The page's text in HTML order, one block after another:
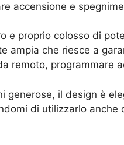
accensione e
e proprio colosso di
ampia che riesce a
remoto, programmare
generose, il design è
di utilizzarlo